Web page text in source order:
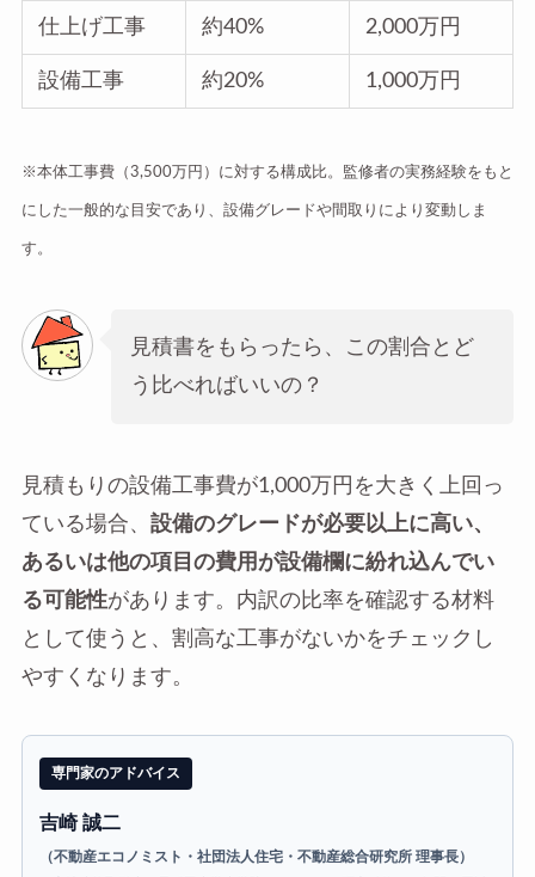
仕上げ工事 約40% 2,000万円
設備工事 約20% 1,000万円
※本体工事費（3,500万円）に対する構成比。監修者の実務経験をもと
にした一般的な目安であり、設備グレードや間取りにより変動しま
す。
見積書をもらったら、この割合とど
う比べればいいの？
見積もりの設備工事費が1,000万円を大きく上回っ
ている場合、 設備のグレードが必要以上に高い、
あるいは他の項目の費用が設備欄に紛れ込んでい
る可能性があります。内訳の比率を確認する材料
として使うと、割高な工事がないかをチェックし
やすくなります。
専門家のアドバイス
吉崎 誠二
（不動産エコノミスト・社団法人住宅・不動産総合研究所 理事長）